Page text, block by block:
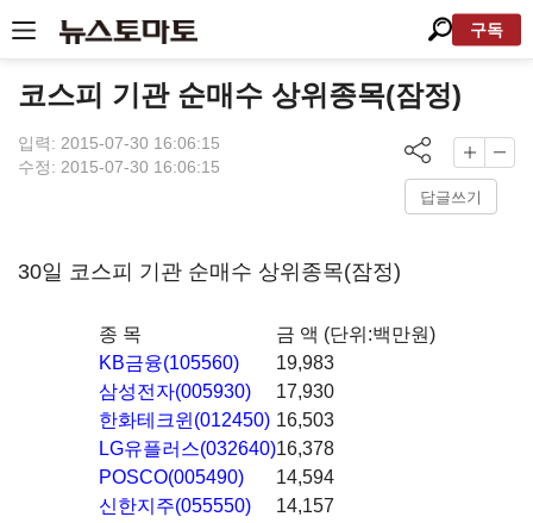
구독
코스피 기관 순매수 상위종목(잠정)
입력: 2015-07-30 16:06:15
수정: 2015-07-30 16:06:15
답글쓰기
30일 코스피 기관 순매수 상위종목(잠정)
종 목
금 액 (단위:백만원)
KB금융(105560)
19,983
삼성전자(005930)
17,930
한화테크윈(012450) 16,503
LG유플러스(032640)16,378
POSCO(005490)
14,594
신한지주(055550)
14,157